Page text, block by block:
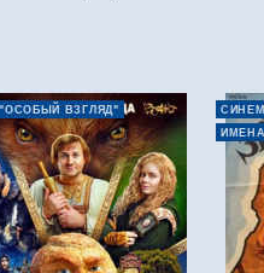
ВЗГЛЯД"